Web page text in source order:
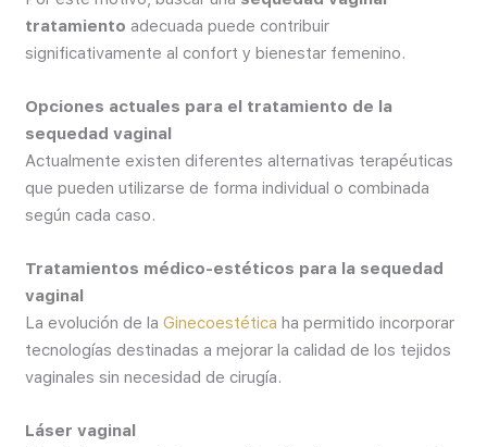
tratamiento adecuada puede contribuir
significativamente al confort y bienestar femenino.
Opciones actuales para el tratamiento de la
sequedad vaginal
Actualmente existen diferentes alternativas terapéuticas
que pueden utilizarse de forma individual o combinada
según cada caso.
Tratamientos médico-estéticos para la sequedad
vaginal
La evolución de laGinecoestética ha permitido incorporar
tecnologías destinadas a mejorar la calidad de los tejidos
vaginales sin necesidad de cirugía.
Láser vaginal